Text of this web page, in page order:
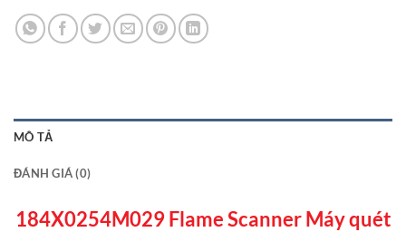
MÔ TẢ
ĐÁNH GIÁ (0)
184X0254M029 Flame Scanner Máy quét